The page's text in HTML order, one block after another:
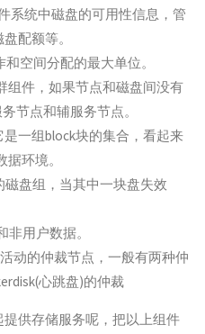
系统中磁盘的可用性信息，管
配额等。
空间分配的最大单位。
组件，如果节点和磁盘间没有
节点和辅服务节点。
是一组block块的集合，看起来
环境。
磁盘组，当其中一块盘失效
用户数据。
动的仲裁节点，一般有两种仲
心跳盘)的仲裁
供存储服务呢，把以上组件